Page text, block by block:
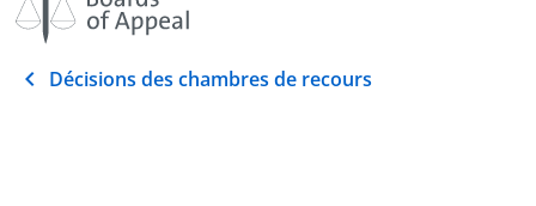
Décisions des chambres de recours